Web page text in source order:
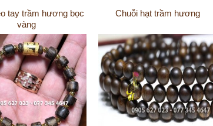
tay trầm hương bọc
vàng
Chuỗi hạt trầm hương